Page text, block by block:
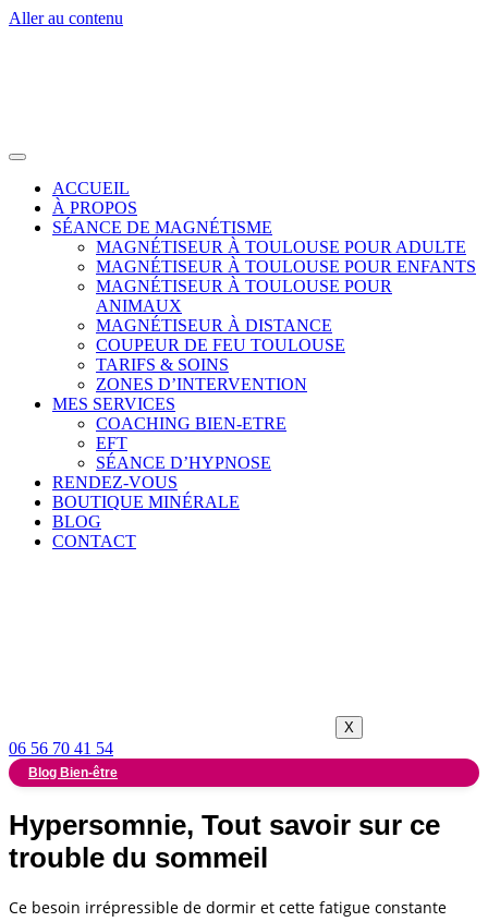
Aller au contenu
ACCUEIL
À PROPOS
SÉANCE DE MAGNÉTISME
MAGNÉTISEUR À TOULOUSE POUR ADULTE
MAGNÉTISEUR À TOULOUSE POUR ENFANTS
MAGNÉTISEUR À TOULOUSE POUR
ANIMAUX
MAGNÉTISEUR À DISTANCE
COUPEUR DE FEU TOULOUSE
TARIFS & SOINS
ZONES D’INTERVENTION
MES SERVICES
COACHING BIEN-ETRE
EFT
SÉANCE D’HYPNOSE
RENDEZ-VOUS
BOUTIQUE MINÉRALE
BLOG
CONTACT
X
06 56 70 41 54
Blog Bien-être
Hypersomnie, Tout savoir sur ce
trouble du sommeil
Ce besoin irrépressible de dormir et cette fatigue constante